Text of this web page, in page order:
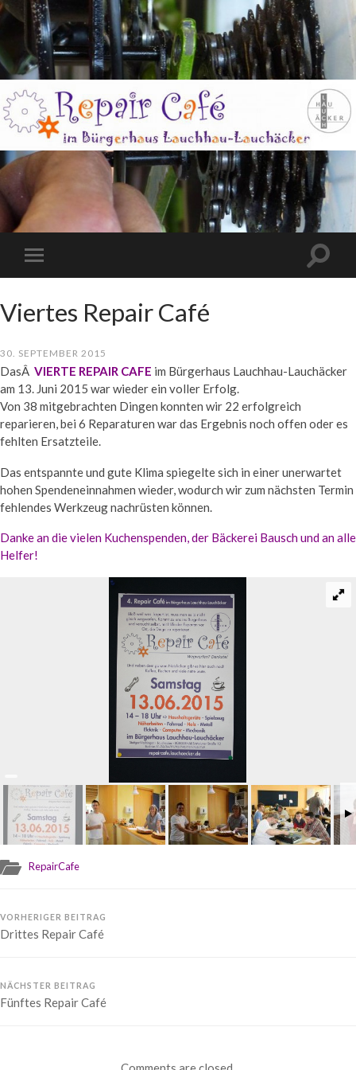
Viertes Repair Café
30. SEPTEMBER 2015
DasÂ VIERTE REPAIR CAFE im Bürgerhaus Lauchhau-Lauchäcker
am 13. Juni 2015 war wieder ein voller Erfolg.
Von 38 mitgebrachten Dingen konnten wir 22 erfolgreich
reparieren, bei 6 Reparaturen war das Ergebnis noch offen oder es
fehlten Ersatzteile.
Das entspannte und gute Klima spiegelte sich in einer unerwartet
hohen Spendeneinnahmen wieder, wodurch wir zum nächsten Termin
fehlendes Werkzeug nachrüsten können.
Danke an die vielen Kuchenspenden, der Bäckerei Bausch und an alle
Helfer!
RepairCafe
VORHERIGER BEITRAG
Drittes Repair Café
NÄCHSTER BEITRAG
Fünftes Repair Café